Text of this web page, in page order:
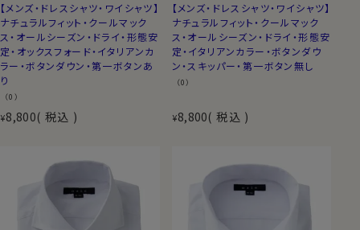
【メンズ・ドレスシャツ・ワイシャツ】
ナチュラルフィット・クールマック
ス・オールシーズン・ドライ・形態安
定・オックスフォード・イタリアンカ
ラー・ボタンダウン・第一ボタンあ
り
（0）
¥8,800 税込
【メンズ・ドレスシャツ・ワイシャツ】
ナチュラルフィット・クールマック
ス・オールシーズン・ドライ・形態安
定・イタリアンカラー・ボタンダウ
ン・スキッパー・第一ボタン無し
（0）
¥8,800 税込